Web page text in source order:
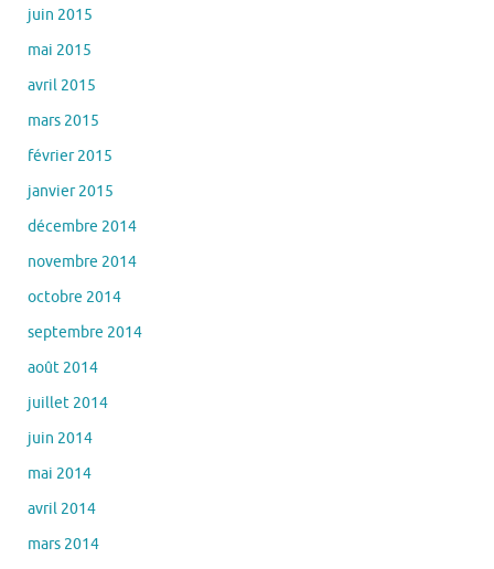
juin 2015
mai 2015
avril 2015
mars 2015
février 2015
janvier 2015
décembre 2014
novembre 2014
octobre 2014
septembre 2014
août 2014
juillet 2014
juin 2014
mai 2014
avril 2014
mars 2014